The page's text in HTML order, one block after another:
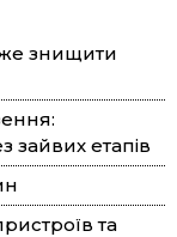
знищити
зайвих етапів
та